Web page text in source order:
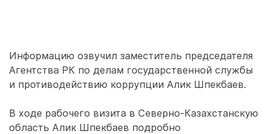
Информацию озвучил заместитель председателя
Агентства РК по делам государственной службы
и противодействию коррупции Алик Шпекбаев.
В ходе рабочего визита в Северно-Казахстанскую
область Алик Шпекбаев подробно